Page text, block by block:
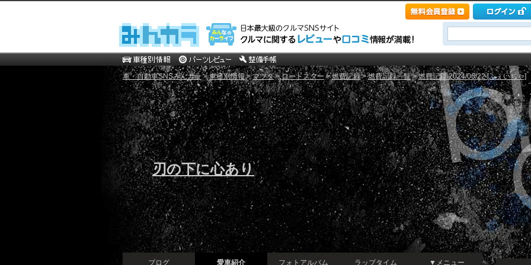
車・自動車SNSみんカラ>車種別情報>マツダ>ロードスター >燃費記録>燃費記録一覧>燃費記録 2024/06/22 [ふぇいちゃ]
刃の下に心あり
ブログ 愛車紹介 フォトアルバム ラップタイム ▼メニュー